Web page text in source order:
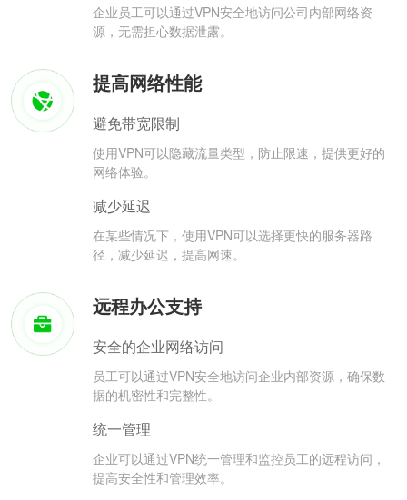
企业员工可以通过VPN安全地访问公司内部网络资
源，无需担心数据泄露。
提高网络性能
避免带宽限制
使用VPN可以隐藏流量类型，防止限速，提供更好的
网络体验。
减少延迟
在某些情况下，使用VPN可以选择更快的服务器路
径，减少延迟，提高网速。
远程办公支持
安全的企业网络访问
员工可以通过VPN安全地访问企业内部资源，确保数
据的机密性和完整性。
统一管理
企业可以通过VPN统一管理和监控员工的远程访问，
提高安全性和管理效率。